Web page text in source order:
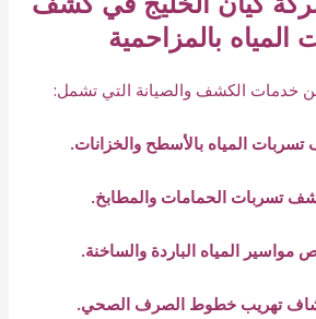
المياه بالمزاحمية
خدمات الكشف والصيانة التي تشمل:
المياه بالأسطح والخزانات.
تسربات الحمامات والمطابخ.
مواسير المياه الباردة والساخنة.
تهريب خطوط الصرف الصحي.